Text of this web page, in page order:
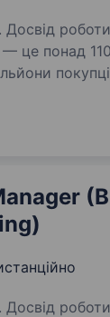
Досвід
Досвід